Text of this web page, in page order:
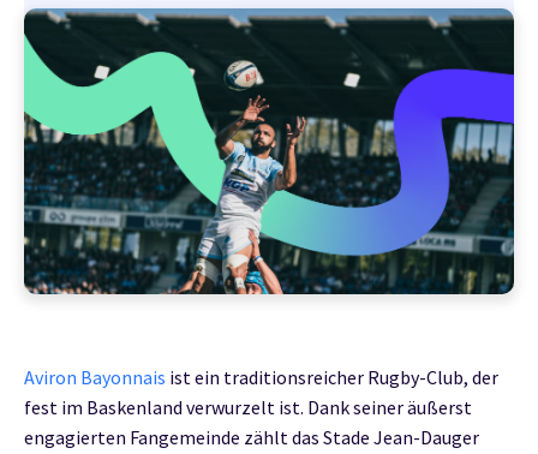
Aviron Bayonnais ist ein traditionsreicher Rugby-Club, der
fest im Baskenland verwurzelt ist. Dank seiner äußerst
engagierten Fangemeinde zählt das Stade Jean-Dauger